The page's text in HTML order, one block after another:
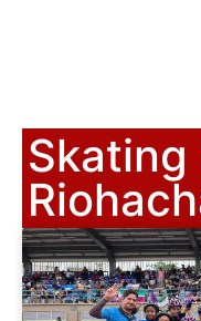
Skating